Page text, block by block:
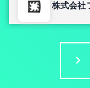
株式会社